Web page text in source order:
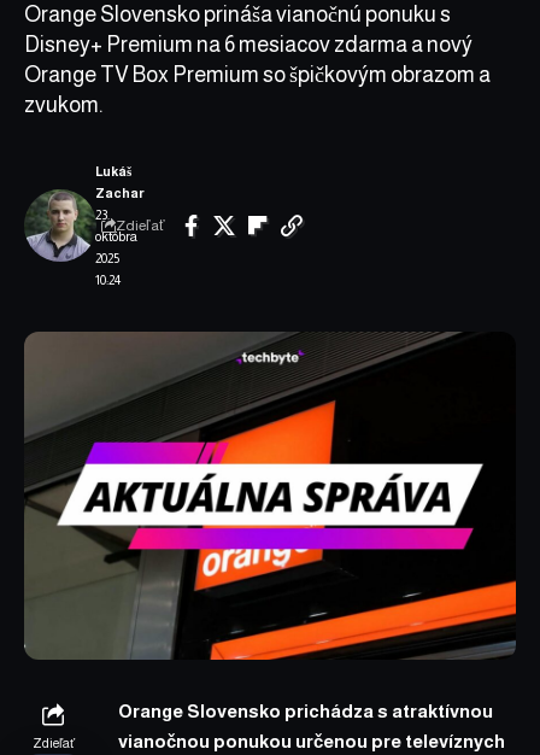
Orange Slovensko prináša vianočnú ponuku s
Disney+ Premium na 6 mesiacov zdarma a nový
Orange TV Box Premium so špičkovým obrazom a
zvukom.
23.
októbra
2025
10:24
Lukáš
Zachar
Zdieľať
Zdieľať
Orange Slovensko prichádza s atraktívnou
vianočnou ponukou určenou pre televíznych